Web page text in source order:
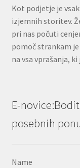
Kot podjetje je
izjemnih storitev.
pri nas počuti
pomoč strankam
na vsa vprašanja,
E-
posebnih
Name